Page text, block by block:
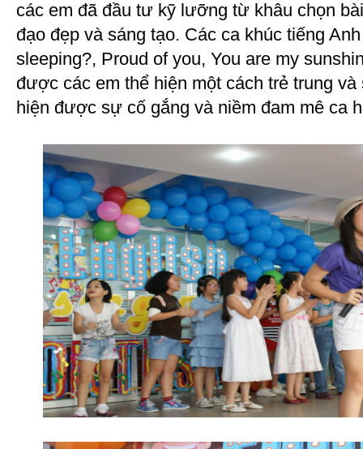
các em đã đầu tư kỹ lưỡng từ khâu chọn
đạo đẹp và sáng tạo. Các ca khúc tiếng
sleeping?, Proud of you, You are my
được các em thể hiện một cách trẻ trung và
hiện được sự cố gắng và niềm đam mê ca